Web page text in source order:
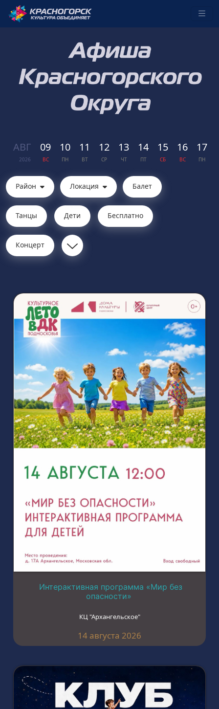
АВГ
2026
09
ВС
10
ПН
11
ВТ
12
СР
13
ЧТ
14
ПТ
15
СБ
16
ВС
17
ПН
Район Локация Балет
Танцы Дети Бесплатно
Концерт
Интерактивная программа «Мир без
опасности»
КЦ "Архангельское"
14 августа 2026